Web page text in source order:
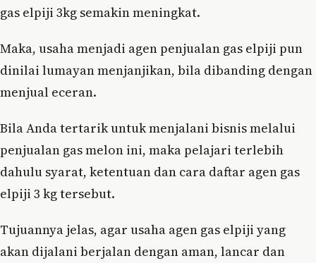
gas elpiji 3kg semakin meningkat.
Maka, usaha menjadi agen penjualan gas elpiji pun
dinilai lumayan menjanjikan, bila dibanding dengan
menjual eceran.
Bila Anda tertarik untuk menjalani bisnis melalui
penjualan gas melon ini, maka pelajari terlebih
dahulu syarat, ketentuan dan cara daftar agen gas
elpiji 3 kg tersebut.
Tujuannya jelas, agar usaha agen gas elpiji yang
akan dijalani berjalan dengan aman, lancar dan